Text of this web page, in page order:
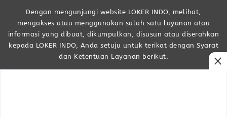
Dengan mengunjungi website LOKER INDO, melihat,
mengakses atau menggunakan salah satu layanan atau
informasi yang dibuat, dikumpulkan, disusun atau diserahkan
kepada LOKER INDO, Anda setuju untuk terikat dengan Syarat
dan Ketentuan Layanan berikut.
close